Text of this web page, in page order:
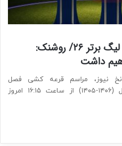
پوشش زنده| قرعه‌کشی لیگ برتر ۲۶/ روشنک:
داشت
نیوز، مراسم قرعه کشی فصل
بیست‌و‌ششم لیگ برتر فوتبال (۱۴۰۶-۱۴۰۵) از ساعت ۱۶:۱۵ امروز